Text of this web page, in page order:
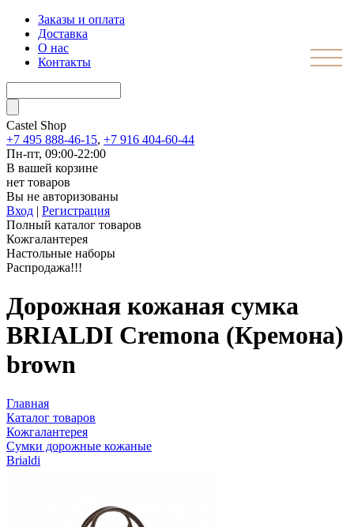
Заказы и оплата
Доставка
О нас
Контакты
Castel Shop
+7 495 888-46-15, +7 916 404-60-44
Пн-пт, 09:00-22:00
В вашей корзине
нет товаров
Вы не авторизованы
Вход | Регистрация
Полный каталог товаров
Кожгалантерея
Настольные наборы
Распродажа!!!
Дорожная кожаная сумка
BRIALDI Cremona (Кремона)
brown
Главная
Каталог товаров
Кожгалантерея
Сумки дорожные кожаные
Brialdi